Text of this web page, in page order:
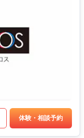
体験・相談予約